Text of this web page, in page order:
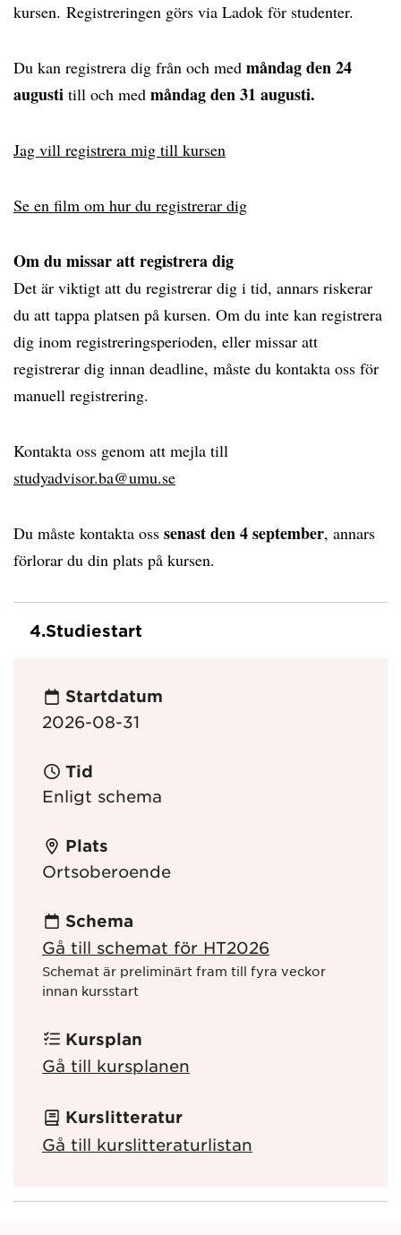
kursen. Registreringen görs via Ladok för studenter.
Du kan registrera dig från och med måndag den 24
augusti till och med måndag den 31 augusti.
Jag vill registrera mig till kursen
Se en film om hur du registrerar dig
Om du missar att registrera dig
Det är viktigt att du registrerar dig i tid, annars riskerar
du att tappa platsen på kursen. Om du inte kan registrera
dig inom registreringsperioden, eller missar att
registrerar dig innan deadline, måste du kontakta oss för
manuell registrering.
Kontakta oss genom att mejla till
studyadvisor.ba@umu.se
Du måste kontakta oss senast den 4 september, annars
förlorar du din plats på kursen.
4.Studiestart
Startdatum
2026-08-31
Tid
Enligt schema
Plats
Ortsoberoende
Schema
Gå till schemat för HT2026
Schemat är preliminärt fram till fyra veckor
innan kursstart
Kursplan
Gå till kursplanen
Kurslitteratur
Gå till kurslitteraturlistan